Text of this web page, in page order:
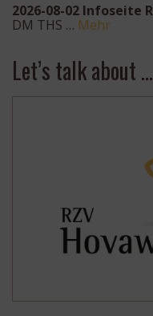
2026-08-02 Infoseite
DM THS … Mehr
Let’s talk about